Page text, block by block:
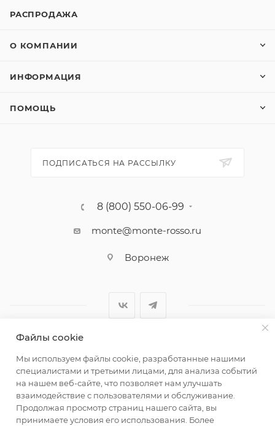
РАСПРОДАЖА
О КОМПАНИИ
ИНФОРМАЦИЯ
ПОМОЩЬ
ПОДПИСАТЬСЯ НА РАССЫЛКУ
8 (800) 550-06-99
monte@monte-rosso.ru
Воронеж
женщин
Файлы cookie
Мы используем файлы cookie, разработанные нашими
специалистами и третьими лицами, для анализа событий
на нашем веб-сайте, что позволяет нам улучшать
взаимодействие с пользователями и обслуживание.
Продолжая просмотр страниц нашего сайта, вы
принимаете условия его использования. Более